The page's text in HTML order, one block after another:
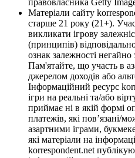
Матеріали сайту
старше 21 року (21+).
викликати ігрову
(принципів)
ознак залежності негайно
Пам'ятайте, що участь в
джерелом доходів або
Інформаційний ресурс
ігри на реальні та/або
приймає ні в якій формі
платежів, які пов’язані/
азартними іграми,
які матеріали на
korrespondent.net